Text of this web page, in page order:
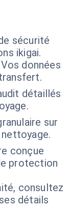
sécurité
ikigai.
Vos données
détaillés
sur
conçue
protection
consultez
détails